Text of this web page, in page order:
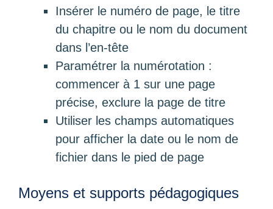
Insérer le numéro de page, le titre
du chapitre ou le nom du document
dans l’en-tête
Paramétrer la numérotation :
commencer à 1 sur une page
précise, exclure la page de titre
Utiliser les champs automatiques
pour afficher la date ou le nom de
fichier dans le pied de page
Moyens et supports pédagogiques